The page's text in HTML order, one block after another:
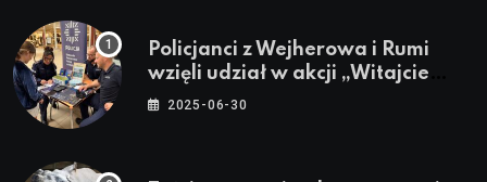
Policjanci z Wejherowa i Rumi
wzięli udział w akcji „Witajcie
Wakacje”
2025-06-30